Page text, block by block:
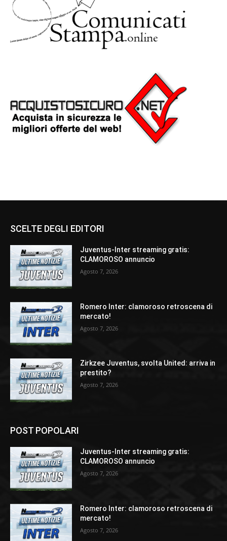
SCELTE DEGLI EDITORI
Juventus-Inter streaming gratis:
CLAMOROSO annuncio
Agosto 7, 2026
Romero Inter: clamoroso retroscena di
mercato!
Agosto 7, 2026
Zirkzee Juventus, svolta United: arriva in
prestito?
Agosto 7, 2026
POST POPOLARI
Juventus-Inter streaming gratis:
CLAMOROSO annuncio
Agosto 7, 2026
Romero Inter: clamoroso retroscena di
mercato!
Agosto 7, 2026